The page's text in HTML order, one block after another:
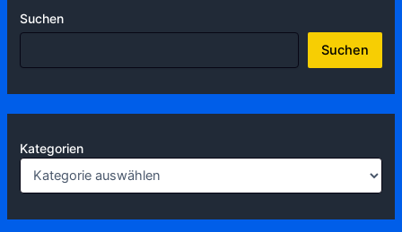
Suchen
Suchen
Kategorien